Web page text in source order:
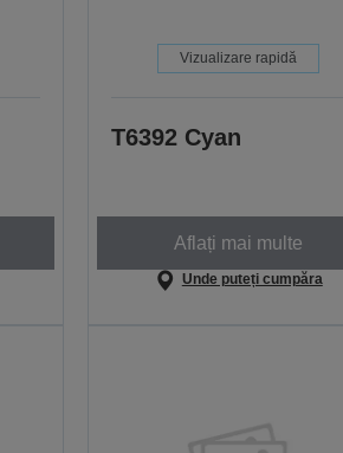
Vizualizare rapidă
T6392 Cyan
Aflați mai multe
Unde puteți cumpăra